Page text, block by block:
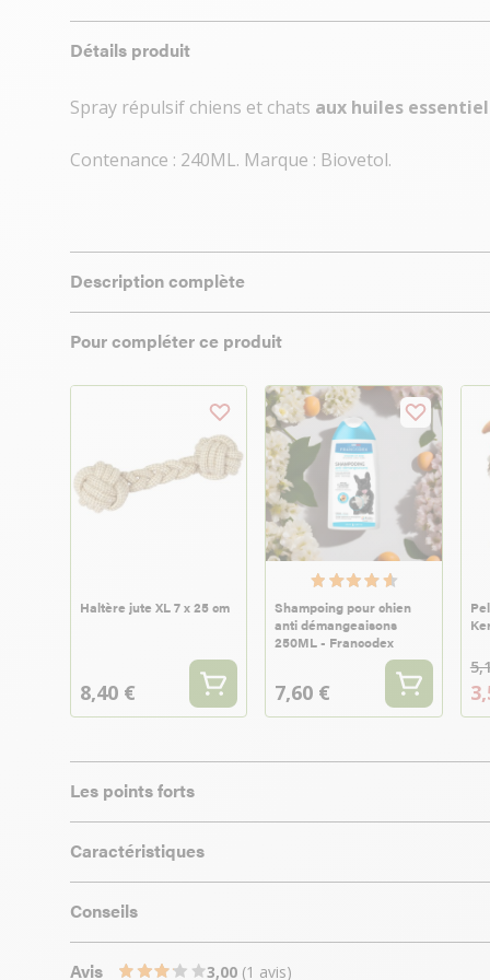
Détails produit
Spray répulsif chiens et chats aux huiles
Contenance : 240ML. Marque : Biovetol.
Description complète
Pour compléter ce produit
Haltère jute XL 7 x 25 cm
8,40 €
Shampoing pour chien
anti démangeaisons
250ML - Francodex
7,60 €
Les points forts
Caractéristiques
Conseils
Avis 3,00 (1 avis)